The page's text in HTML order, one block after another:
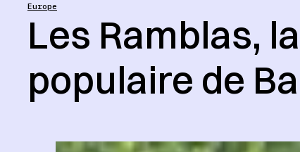
Europe
Les Ramblas,
populaire de